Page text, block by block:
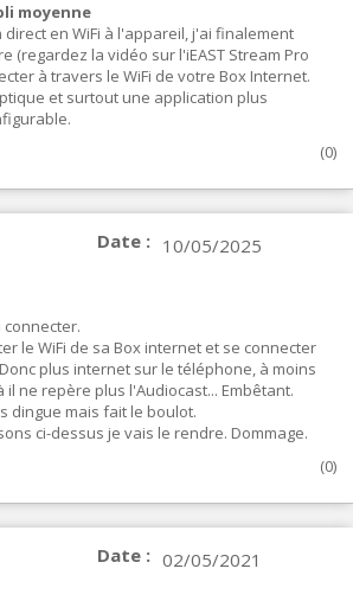
moyenne
en WiFi à l'appareil, j'ai finalement
(regardez la vidéo sur l'iEAST Stream Pro
à travers le WiFi de votre Box Internet.
et surtout une application plus
(0)
Date : 10/05/2025
connecter.
le WiFi de sa Box internet et se connecter
plus internet sur le téléphone, à moins
il ne repère plus l'Audiocast... Embêtant.
dingue mais fait le boulot.
ci-dessus je vais le rendre. Dommage.
(0)
Date : 02/05/2021